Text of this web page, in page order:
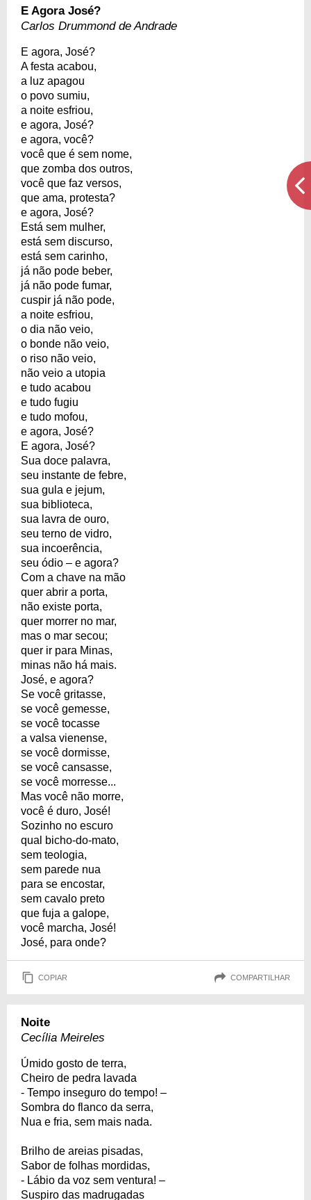
E Agora José?
Carlos Drummond de Andrade
E agora, José?
A festa acabou,
a luz apagou
o povo sumiu,
a noite esfriou,
e agora, José?
e agora, você?
você que é sem nome,
que zomba dos outros,
você que faz versos,
que ama, protesta?
e agora, José?
Está sem mulher,
está sem discurso,
está sem carinho,
já não pode beber,
já não pode fumar,
cuspir já não pode,
a noite esfriou,
o dia não veio,
o bonde não veio,
o riso não veio,
não veio a utopia
e tudo acabou
e tudo fugiu
e tudo mofou,
e agora, José?
E agora, José?
Sua doce palavra,
seu instante de febre,
sua gula e jejum,
sua biblioteca,
sua lavra de ouro,
seu terno de vidro,
sua incoerência,
seu ódio – e agora?
Com a chave na mão
quer abrir a porta,
não existe porta,
quer morrer no mar,
mas o mar secou;
quer ir para Minas,
minas não há mais.
José, e agora?
Se você gritasse,
se você gemesse,
se você tocasse
a valsa vienense,
se você dormisse,
se você cansasse,
se você morresse...
Mas você não morre,
você é duro, José!
Sozinho no escuro
qual bicho-do-mato,
sem teologia,
sem parede nua
para se encostar,
sem cavalo preto
que fuja a galope,
você marcha, José!
José, para onde?
COPIAR COMPARTILHAR
Noite
Cecília Meireles
Úmido gosto de terra,
Cheiro de pedra lavada
- Tempo inseguro do tempo! –
Sombra do flanco da serra,
Nua e fria, sem mais nada.
Brilho de areias pisadas,
Sabor de folhas mordidas,
- Lábio da voz sem ventura! –
Suspiro das madrugadas